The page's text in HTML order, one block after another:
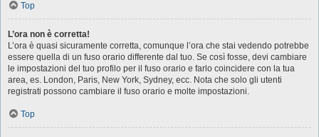
Top
L’ora non è corretta!
L’ora è quasi sicuramente corretta, comunque l’ora che stai vedendo potrebbe
essere quella di un fuso orario differente dal tuo. Se così fosse, devi cambiare
le impostazioni del tuo profilo per il fuso orario e farlo coincidere con la tua
area, es. London, Paris, New York, Sydney, ecc. Nota che solo gli utenti
registrati possono cambiare il fuso orario e molte impostazioni.
Top